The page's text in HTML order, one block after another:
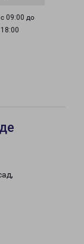
с 09:00 до
18:00